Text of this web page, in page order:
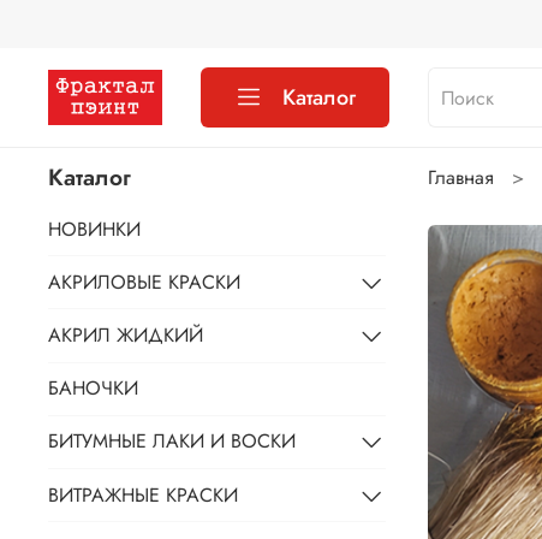
Каталог
Главная
Каталог
НОВИНКИ
АКРИЛОВЫЕ КРАСКИ
АКРИЛ ЖИДКИЙ
БАНОЧКИ
БИТУМНЫЕ ЛАКИ И ВОСКИ
ВИТРАЖНЫЕ КРАСКИ